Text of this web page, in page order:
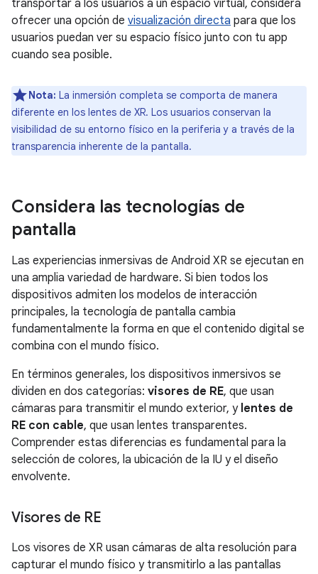
transportar a los usuarios a un espacio virtual, considera
ofrecer una opción de visualización directa para que los
usuarios puedan ver su espacio físico junto con tu app
cuando sea posible.
Nota: La inmersión completa se comporta de manera
diferente en los lentes de XR. Los usuarios conservan la
visibilidad de su entorno físico en la periferia y a través de la
transparencia inherente de la pantalla.
Considera las tecnologías de
pantalla
Las experiencias inmersivas de Android XR se ejecutan en
una amplia variedad de hardware. Si bien todos los
dispositivos admiten los modelos de interacción
principales, la tecnología de pantalla cambia
fundamentalmente la forma en que el contenido digital se
combina con el mundo físico.
En términos generales, los dispositivos inmersivos se
dividen en dos categorías: visores de RE, que usan
cámaras para transmitir el mundo exterior, y lentes de
RE con cable, que usan lentes transparentes.
Comprender estas diferencias es fundamental para la
selección de colores, la ubicación de la IU y el diseño
envolvente.
Visores de RE
Los visores de XR usan cámaras de alta resolución para
capturar el mundo físico y transmitirlo a las pantallas